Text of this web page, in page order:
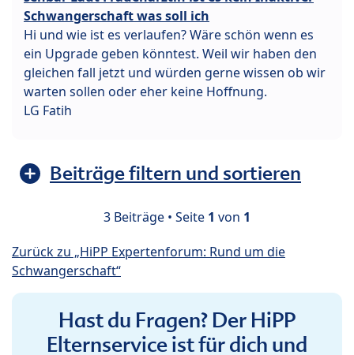
Schwangerschaft was soll ich
Hi und wie ist es verlaufen? Wäre schön wenn es
ein Upgrade geben könntest. Weil wir haben den
gleichen fall jetzt und würden gerne wissen ob wir
warten sollen oder eher keine Hoffnung.
LG Fatih
Beiträge filtern und sortieren
3 Beiträge • Seite 1 von 1
Zurück zu „HiPP Expertenforum: Rund um die
Schwangerschaft“
Hast du Fragen? Der HiPP
Elternservice ist für dich und